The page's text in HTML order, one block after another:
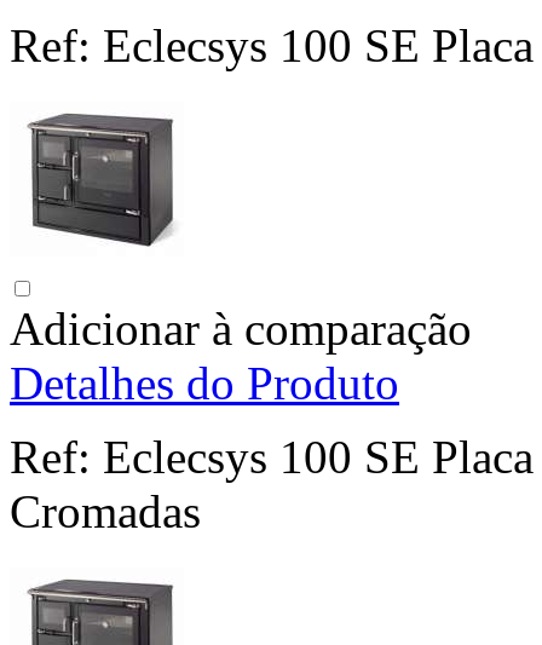
Ref: Eclecsys 100 SE
Adicionar à comparação
Detalhes do Produto
Ref: Eclecsys 100 SE
Cromadas